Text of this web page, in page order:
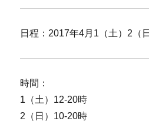
日程：2017年4月1（土）2（
時間：
1（土）12-20時
2（日）10-20時